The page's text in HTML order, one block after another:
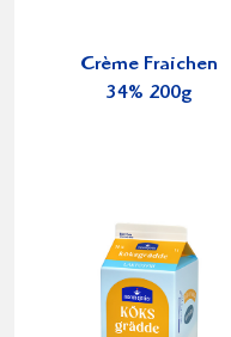
Crème Fraichen
34% 200g